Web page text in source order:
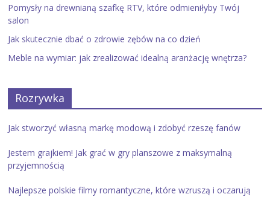
Pomysły na drewnianą szafkę RTV, które odmieniłyby Twój
salon
Jak skutecznie dbać o zdrowie zębów na co dzień
Meble na wymiar: jak zrealizować idealną aranżację wnętrza?
Rozrywka
Jak stworzyć własną markę modową i zdobyć rzeszę fanów
Jestem grajkiem! Jak grać w gry planszowe z maksymalną
przyjemnością
Najlepsze polskie filmy romantyczne, które wzruszą i oczarują